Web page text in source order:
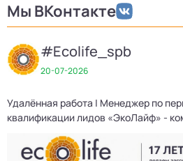
Мы ВКонтакте
#Ecolife_spb
20-07-2026
Удалённая работа | Менеджер по
квалификации лидов «ЭкоЛайф» -